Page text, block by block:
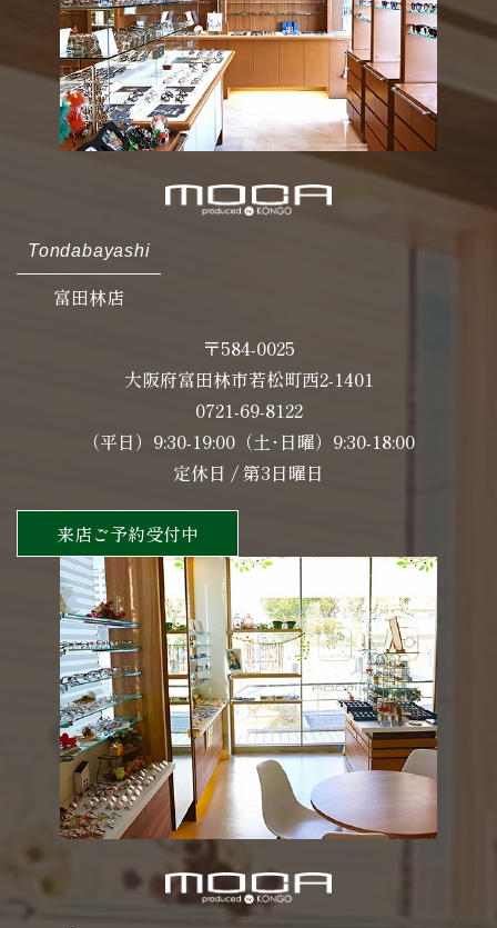
Tondabayashi
富田林店
〒584-0025
大阪府富田林市若松町西2-1401
0721-69-8122
（平日）9:30-19:00（土･日曜）9:30-18:00
定休日 / 第3日曜日
来店ご予約受付中